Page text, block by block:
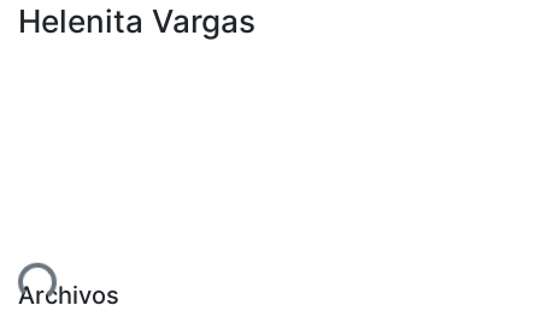
Helenita Vargas
Cargando...
Archivos